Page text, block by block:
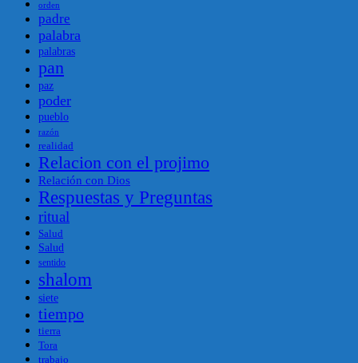
orden
padre
palabra
palabras
pan
paz
poder
pueblo
razón
realidad
Relacion con el projimo
Relación con Dios
Respuestas y Preguntas
ritual
Salud
Salud
sentido
shalom
siete
tiempo
tierra
Tora
trabajo